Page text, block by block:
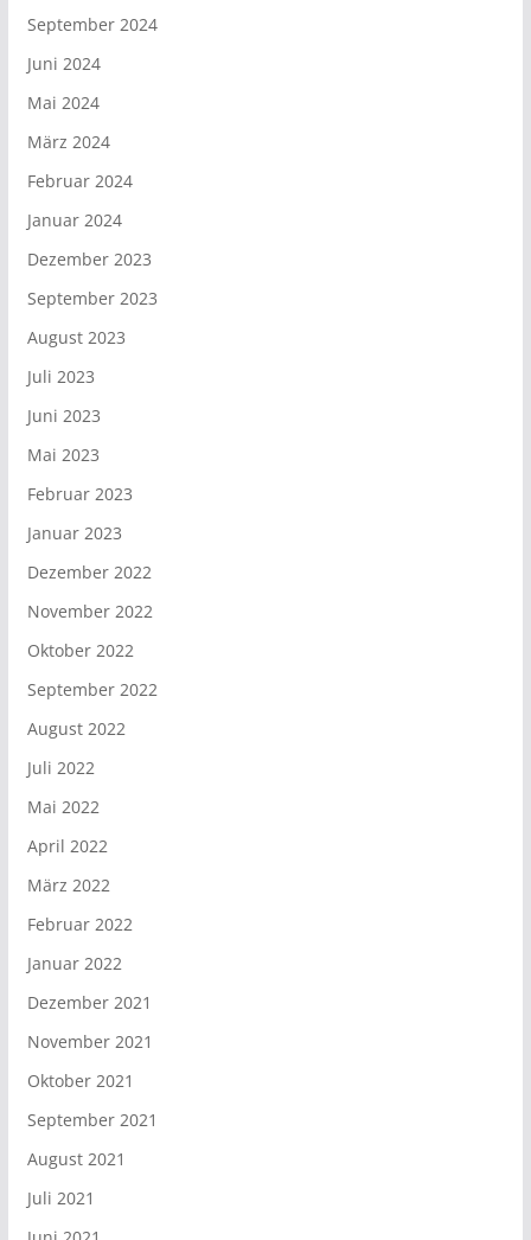
September 2024
Juni 2024
Mai 2024
März 2024
Februar 2024
Januar 2024
Dezember 2023
September 2023
August 2023
Juli 2023
Juni 2023
Mai 2023
Februar 2023
Januar 2023
Dezember 2022
November 2022
Oktober 2022
September 2022
August 2022
Juli 2022
Mai 2022
April 2022
März 2022
Februar 2022
Januar 2022
Dezember 2021
November 2021
Oktober 2021
September 2021
August 2021
Juli 2021